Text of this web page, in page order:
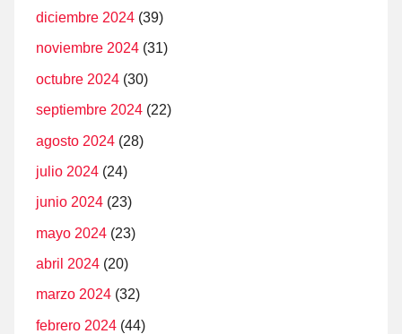
diciembre 2024 (39)
noviembre 2024 (31)
octubre 2024 (30)
septiembre 2024 (22)
agosto 2024 (28)
julio 2024 (24)
junio 2024 (23)
mayo 2024 (23)
abril 2024 (20)
marzo 2024 (32)
febrero 2024 (44)